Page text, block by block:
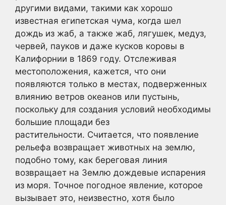
другими видами, такими как хорошо
известная египетская чума, когда шел
дождь из жаб, а также жаб, лягушек, медуз,
червей, пауков и даже кусков коровы в
Калифорнии в 1869 году. Отслеживая
местоположения, кажется, что они
появляются только в местах, подверженных
влиянию ветров океанов или пустынь,
поскольку для создания условий необходимы
большие площади без
растительности. Считается, что появление
рельефа возвращает животных на землю,
подобно тому, как береговая линия
возвращает на Землю дождевые испарения
из моря. Точное погодное явление, которое
вызывает это, неизвестно, хотя было